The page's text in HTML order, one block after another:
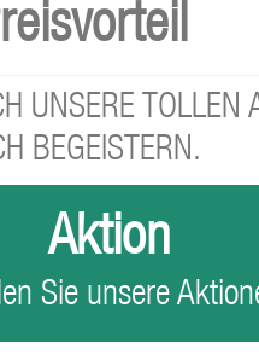
UNSERE TOLLEN
BEGEISTERN.
Aktion
Sie unsere